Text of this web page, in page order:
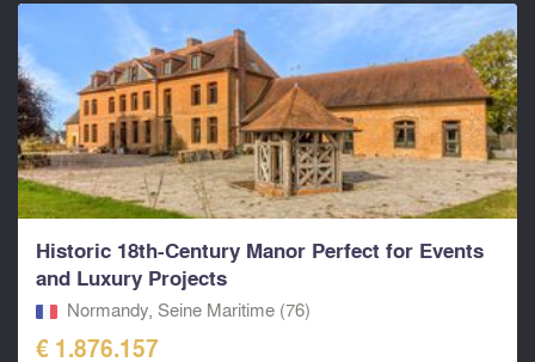
Historic 18th-Century Manor Perfect for Events
and Luxury Projects
Normandy, Seine Maritime (76)
€ 1.876.157